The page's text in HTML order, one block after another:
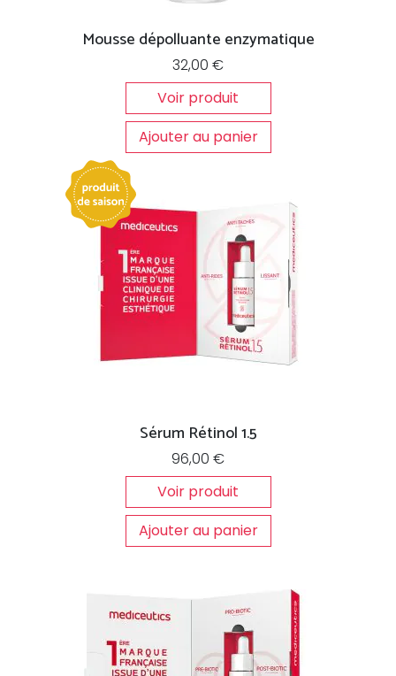
Mousse dépolluante enzymatique
32,00 €
Voir produit
Ajouter au panier
Sérum Rétinol 1.5
96,00 €
Voir produit
Ajouter au panier